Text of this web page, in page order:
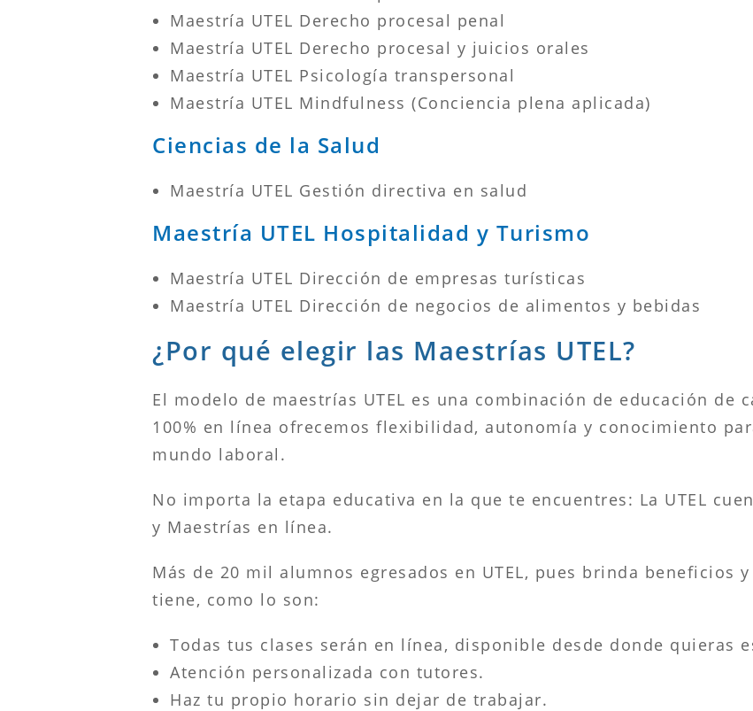
Maestría UTEL Derecho procesal penal
Maestría UTEL Derecho procesal y juicios orales
Maestría UTEL Psicología transpersonal
Maestría UTEL Mindfulness (Conciencia plena aplicada)
Ciencias de la Salud
Maestría UTEL Gestión directiva en salud
Maestría UTEL Hospitalidad y Turismo
Maestría UTEL Dirección de empresas turísticas
Maestría UTEL Dirección de negocios de alimentos y bebidas
¿Por qué elegir las Maestrías UTEL?
El modelo de maestrías UTEL es una combinación de educación de
100% en línea ofrecemos flexibilidad, autonomía y conocimiento
mundo laboral.
No importa la etapa educativa en la que te encuentres: La UTEL
y Maestrías en línea.
Más de 20 mil alumnos egresados en UTEL, pues brinda beneficios
tiene, como lo son:
Todas tus clases serán en línea, disponible desde donde quieras
Atención personalizada con tutores.
Haz tu propio horario sin dejar de trabajar.